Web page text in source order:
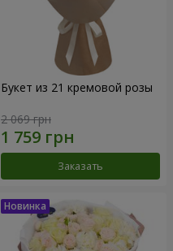
Букет из 21 кремовой розы
2 069 грн
Заказать